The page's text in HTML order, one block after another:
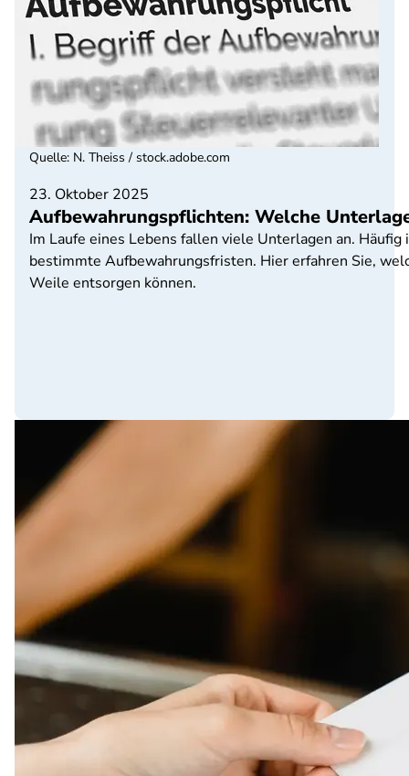
23. Oktober 2025
Aufbewahrungspflichten: Welche
Im Laufe eines Lebens fallen viele Unterlagen an.
bestimmte Aufbewahrungsfristen. Hier erfahren Sie,
Weile entsorgen können.
Quelle: N. Theiss / stock.adobe.com